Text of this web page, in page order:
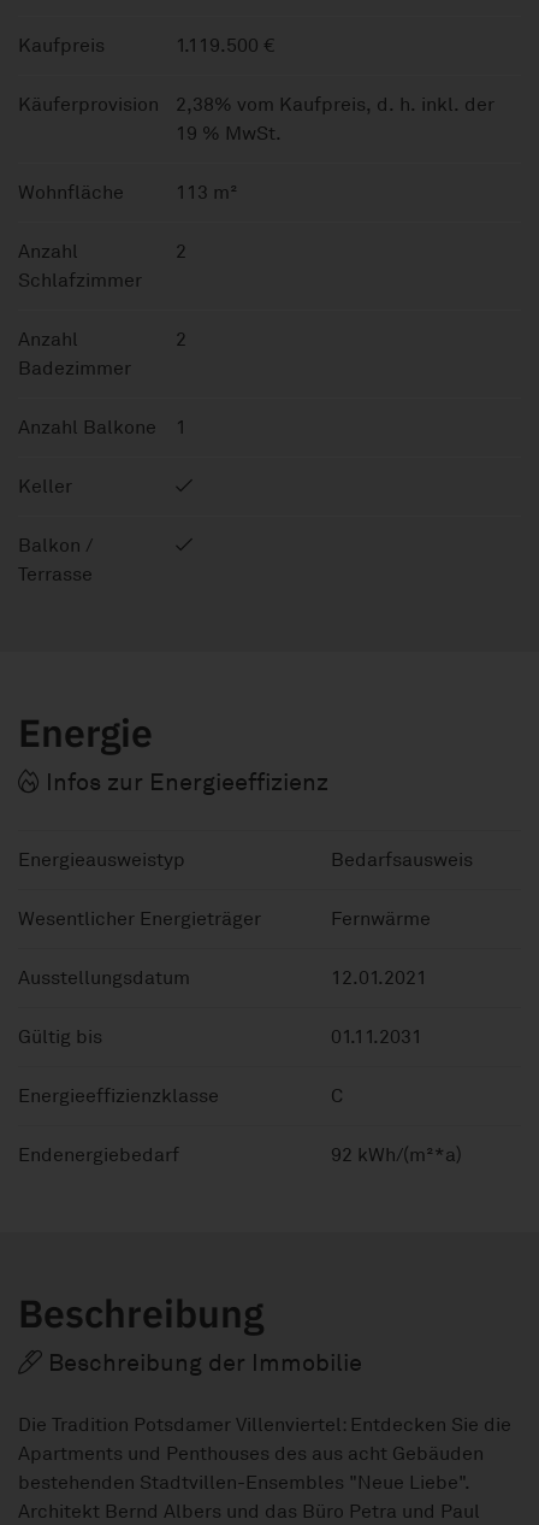
Kaufpreis 1.119.500 €
Käuferprovision
2,38% vom Kaufpreis, d. h. inkl. der
19 % MwSt.
Wohnfläche 113 m²
Anzahl
Schlafzimmer
2
Anzahl
Badezimmer
2
Anzahl Balkone 1
Keller
Balkon /
Terrasse
Energie
Infos zur Energieeffizienz
Energieausweistyp Bedarfsausweis
Wesentlicher Energieträger Fernwärme
Ausstellungsdatum 12.01.2021
Gültig bis 01.11.2031
Energieeffizienzklasse C
Endenergiebedarf 92 kWh/(m²*a)
Beschreibung
Beschreibung der Immobilie
Die Tradition Potsdamer Villenviertel: Entdecken Sie die
Apartments und Penthouses des aus acht Gebäuden
bestehenden Stadtvillen-Ensembles "Neue Liebe".
Architekt Bernd Albers und das Büro Petra und Paul